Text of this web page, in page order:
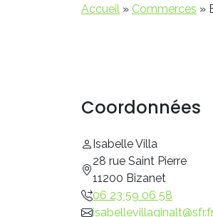
Accueil » Commerces »
Coordonnées
Isabelle Villa
28 rue Saint Pierre
11200 Bizanet
06 23 59 06 58